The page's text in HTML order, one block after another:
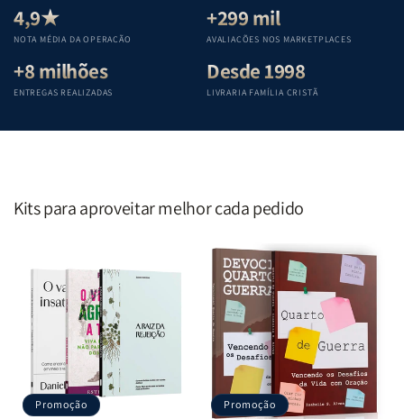
Teológica
Penkal
Penkal
Teológica
Penkal
4,9★
NOTA MÉDIA DA OPERAÇÃO
+299 mil
AVALIAÇÕES NOS MARKETPLACES
+8 milhões
ENTREGAS REALIZADAS
Desde 1998
LIVRARIA FAMÍLIA CRISTÃ
Kits para aproveitar melhor cada pedido
Promoção Promoção